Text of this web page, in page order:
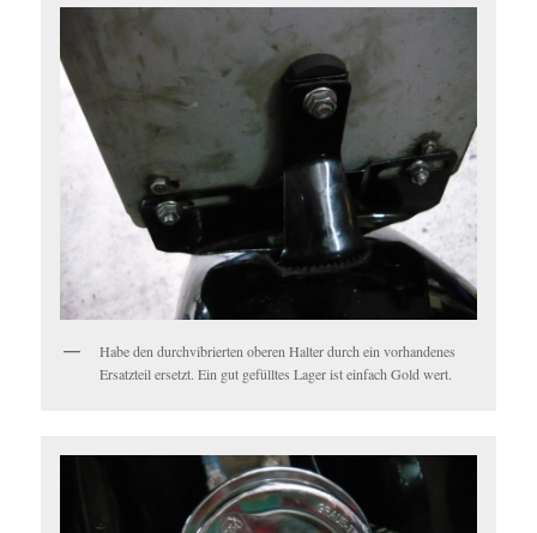
Habe den durchvibrierten oberen Halter durch ein vorhandenes
Ersatzteil ersetzt. Ein gut gefülltes Lager ist einfach Gold wert.